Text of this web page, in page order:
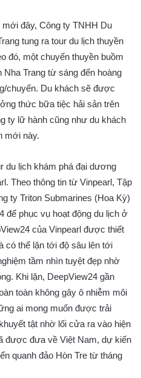
đây, Công ty TNHH Du
tung ra tour du lịch thuyền
đó, một chuyến thuyền buồm
Trang từ sáng đến hoàng
chuyến. Du khách sẽ được
thức bữa tiệc hải sản trên
ty lữ hành cũng như du khách
mới này.
du lịch khám phá đại dương
Theo thông tin từ Vinpearl, Tập
ty Triton Submarines (Hoa Kỳ)
để phục vụ hoạt động du lịch ở
của Vinpearl được thiết
có thể lặn tới độ sâu lên tới
tầm nhìn tuyệt đẹp nhờ
Khi lặn, DeepView24 gần
toàn không gây ô nhiễm môi
ai mong muốn được trải
tật nhờ lối cửa ra vào hiện
được đưa về Việt Nam, dự kiến
quanh đảo Hòn Tre từ tháng